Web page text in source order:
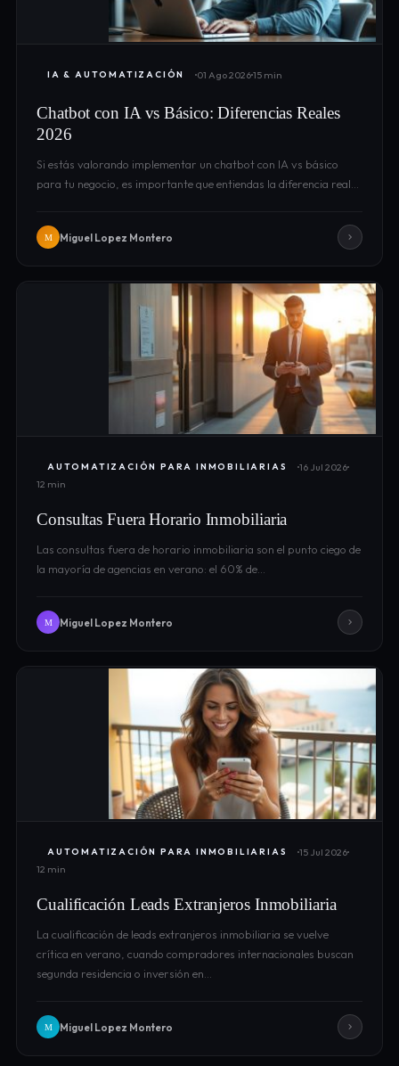
IA & AUTOMATIZACIÓN 01 Ago 202615 min
Chatbot con IA vs Básico: Diferencias Reales
2026
Si estás valorando implementar un chatbot con IA vs básico
para tu negocio, es importante que entiendas la diferencia real…
M Miguel Lopez Montero
AUTOMATIZACIÓN PARA INMOBILIARIAS
16 Jul 2026
12 min
Consultas Fuera Horario Inmobiliaria
Las consultas fuera de horario inmobiliaria son el punto ciego de
la mayoría de agencias en verano: el 60% de…
M Miguel Lopez Montero
AUTOMATIZACIÓN PARA INMOBILIARIAS
15 Jul 2026
12 min
Cualificación Leads Extranjeros Inmobiliaria
La cualificación de leads extranjeros inmobiliaria se vuelve
crítica en verano, cuando compradores internacionales buscan
segunda residencia o inversión en…
M Miguel Lopez Montero